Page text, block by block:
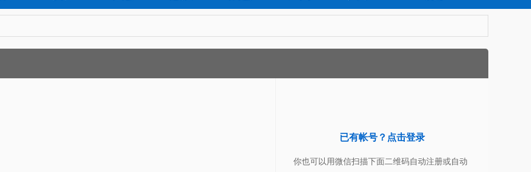
已有帐号？点击登录
你也可以用微信扫描下面二维码自动注册或自动